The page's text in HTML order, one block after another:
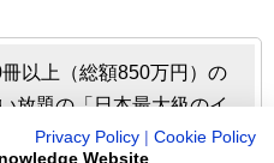
以上（総額850万円）の
放題の「日本最大級のイ
書サイト」です。日本国
Privacy Policy
Cookie Policy
Website